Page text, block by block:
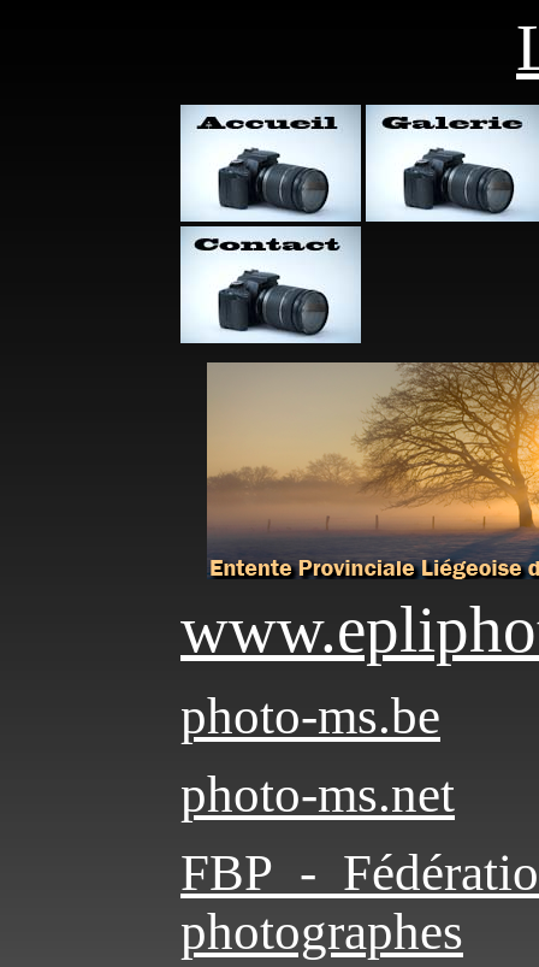
photo-ms.be
photo-ms.net
FBP -
photographes